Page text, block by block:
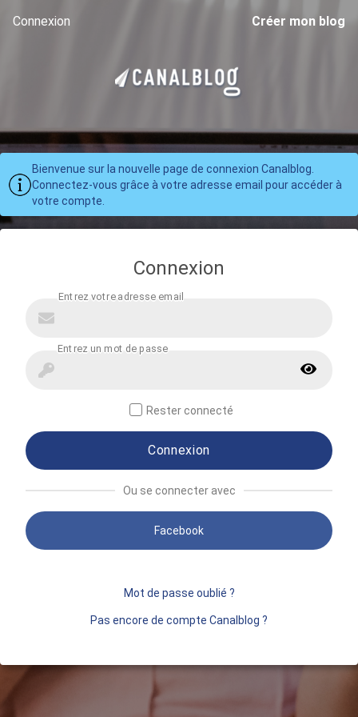
Connexion Créer mon blog
Bienvenue sur la nouvelle page de connexion Canalblog.
Connectez-vous grâce à votre adresse email pour accéder à
votre compte.
Connexion
Rester connecté
Connexion
Ou se connecter avec
Facebook
Mot de passe oublié ?
Pas encore de compte Canalblog ?